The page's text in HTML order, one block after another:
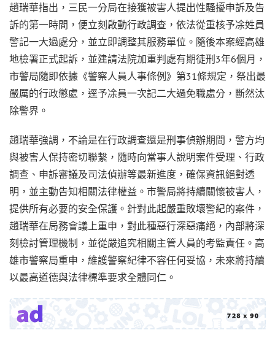
趙瑞華指出，三民一分局在接獲被害人提出性騷擾申訴及告
訴的第一時間，便立刻啟動行政調查，依法從重核予凃姓員
警記一大過處分，並立即調整其服務單位。隨後本案經高雄
地檢署正式起訴，並建請法院加重判處有期徒刑3年6個月，
市警局隨即依據《警察人員人事條例》第31條規定，祭出最
嚴厲的行政懲處，逕予凃員一次記二大過免職處分，斷然汰
除警界。
趙瑞華強調，不論是在行政調查還是刑事偵辦期間，警方均
與被害人保持密切聯繫，隨時向當事人說明案件受理、行政
調查、申訴審議及司法偵辦等最新進度，確保資訊絕對透
明，並主動告知相關法律權益。市警局將持續關懷被害人，
提供所有必要的安全保護。針對此起嚴重敗壞警紀的案件，
趙瑞華在局務會議上重申，對此種惡行深惡痛絕，內部將深
刻檢討管理機制，並從嚴追究相關主管人員的考監責任。高
雄市警察局重申，維護警察紀律不容任何妥協，未來將持續
以最高道德與法律標準要求全體同仁。